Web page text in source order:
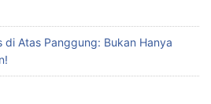
di Atas Panggung: Bukan Hanya